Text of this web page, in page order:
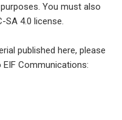
You must also
SA 4.0 license.
published here, please
Communications: